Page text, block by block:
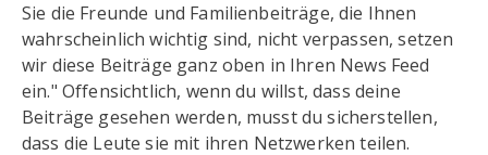
Sie die Freunde und Familienbeiträge, die Ihnen
wahrscheinlich wichtig sind, nicht verpassen, setzen
wir diese Beiträge ganz oben in Ihren News Feed
ein." Offensichtlich, wenn du willst, dass deine
Beiträge gesehen werden, musst du sicherstellen,
dass die Leute sie mit ihren Netzwerken teilen.